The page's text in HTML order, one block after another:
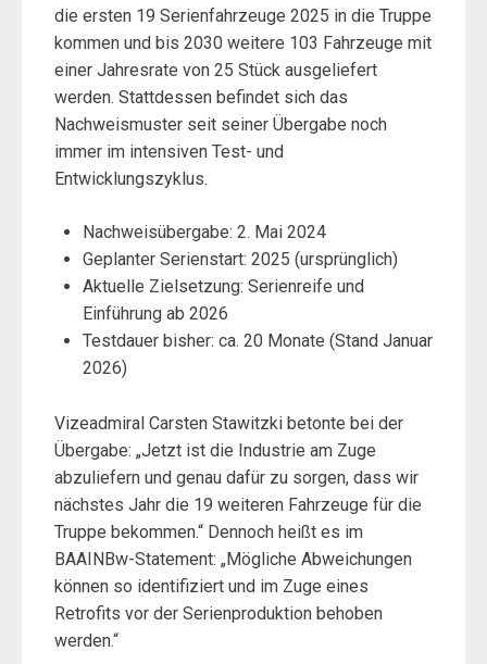
die ersten 19 Serienfahrzeuge 2025 in die Truppe
kommen und bis 2030 weitere 103 Fahrzeuge mit
einer Jahresrate von 25 Stück ausgeliefert
werden. Stattdessen befindet sich das
Nachweismuster seit seiner Übergabe noch
immer im intensiven Test- und
Entwicklungszyklus.
Nachweisübergabe: 2. Mai 2024
Geplanter Serienstart: 2025 (ursprünglich)
Aktuelle Zielsetzung: Serienreife und
Einführung ab 2026
Testdauer bisher: ca. 20 Monate (Stand Januar
2026)
Vizeadmiral Carsten Stawitzki betonte bei der
Übergabe: „Jetzt ist die Industrie am Zuge
abzuliefern und genau dafür zu sorgen, dass wir
nächstes Jahr die 19 weiteren Fahrzeuge für die
Truppe bekommen.“ Dennoch heißt es im
BAAINBw-Statement: „Mögliche Abweichungen
können so identifiziert und im Zuge eines
Retrofits vor der Serienproduktion behoben
werden.“